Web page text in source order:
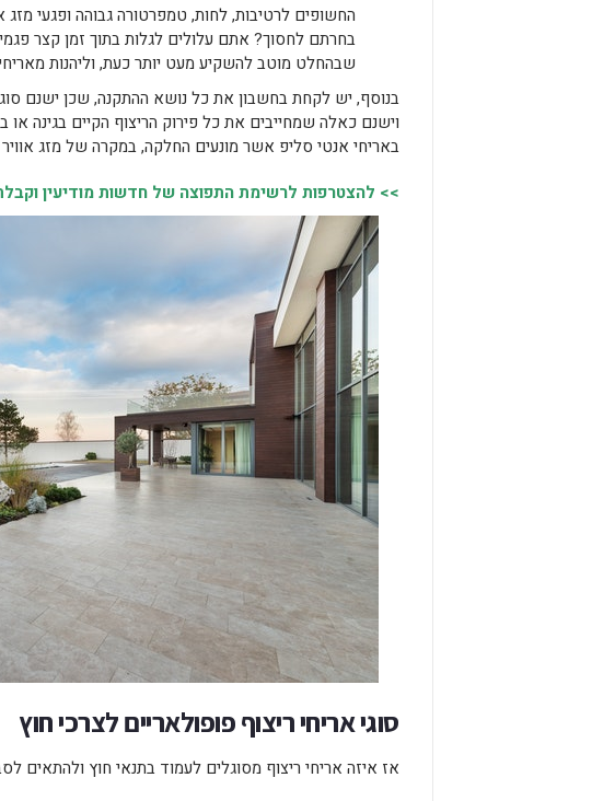
החשופים לרטיבות, לחות, טמפרטורה גבוהה ופגעי מזג
בחרתם לחסוך? אתם עלולים לגלות בתוך זמן קצר
שבהחלט מוטב להשקיע מעט יותר כעת, וליהנות
בנוסף, יש לקחת בחשבון את כל נושא ההתקנה, שכן ישנם
וישנם כאלה שמחייבים את כל פירוק הריצוף הקיים בגינה
באריחי אנטי סליפ אשר מונעים החלקה, במקרה של מזג
>> להצטרפות לרשימת התפוצה של חדשות מודיעין
סוגי אריחי ריצוף פופולאריים לצרכי חוץ
אז איזה אריחי ריצוף מסוגלים לעמוד בתנאי חוץ ולהתאים